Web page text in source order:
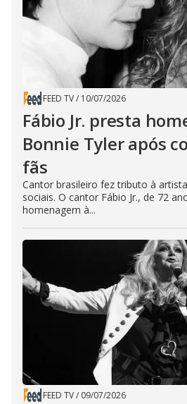
FEED TV/ 10/07/2026
Fábio Jr. presta
Bonnie Tyler após
fãs
Cantor brasileiro fez tributo à
sociais. O cantor Fábio Jr., de 72
homenagem à...
FEED TV/ 09/07/2026